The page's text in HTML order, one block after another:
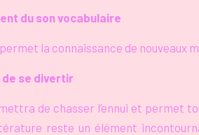
du son vocabulaire
la connaissance de nouveaux
se divertir
de chasser l’ennui et permet
reste un élément